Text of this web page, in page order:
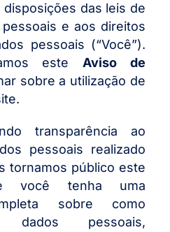
das leis de
e aos direitos
pessoais (“Você”).
este Aviso de
sobre a utilização de
transparência ao
pessoais realizado
tornamos público este
você tenha uma
sobre como
dados pessoais,